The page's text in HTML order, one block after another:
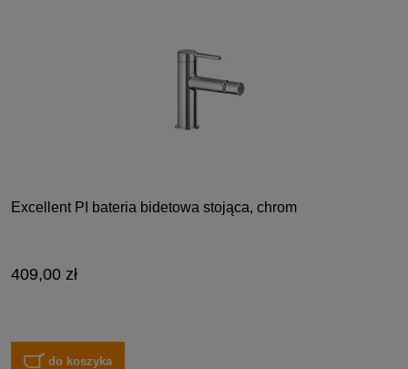
Excellent PI bateria bidetowa stojąca, chrom
409,00 zł
do koszyka